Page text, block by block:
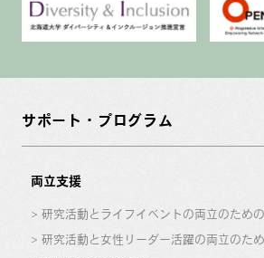
サポート・プログラム
両立支援
研究活動とライフイベントの両立のため
研究活動と女性リーダー活躍の両立のた